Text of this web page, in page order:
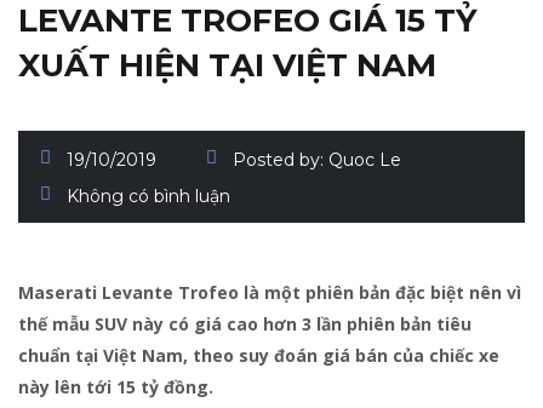
LEVANTE TROFEO GIÁ 15 TỶ
XUẤT HIỆN TẠI VIỆT NAM
19/10/2019 Posted by: Quoc Le
Không có bình luận
Maserati Levante Trofeo là một phiên bản đặc biệt nên vì
thế mẫu SUV này có giá cao hơn 3 lần phiên bản tiêu
chuẩn tại Việt Nam, theo suy đoán giá bán của chiếc xe
này lên tới 15 tỷ đồng.